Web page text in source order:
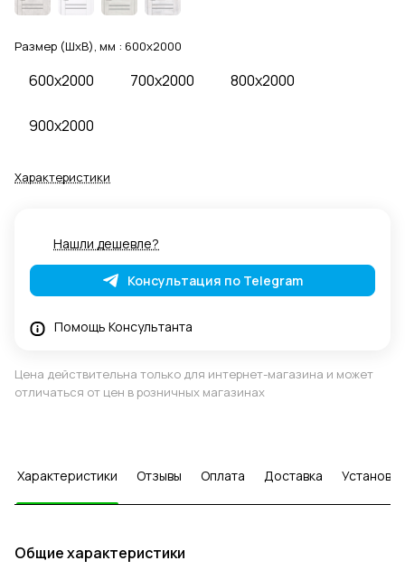
Размер (ШхВ), мм : 600x2000
600x2000 700x2000 800x2000
900x2000
Характеристики
Нашли дешевле?
Консультация по Telegram
Помощь Консультанта
Цена действительна только для интернет-магазина и может
отличаться от цен в розничных магазинах
Характеристики Отзывы Оплата Доставка Установка
Общие характеристики